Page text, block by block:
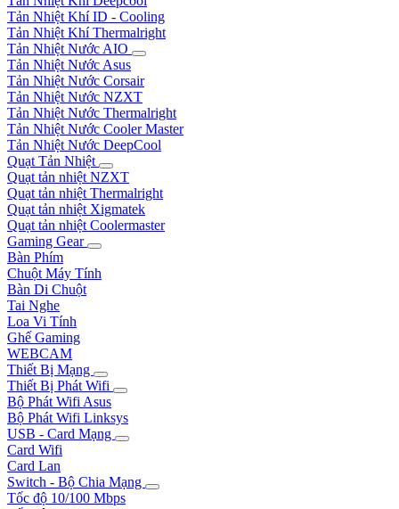
Tản Nhiệt Khí ID - Cooling
Tản Nhiệt Khí Thermalright
Tản Nhiệt Nước AIO
Tản Nhiệt Nước Asus
Tản Nhiệt Nước Corsair
Tản Nhiệt Nước NZXT
Tản Nhiệt Nước Thermalright
Tản Nhiệt Nước Cooler Master
Tản Nhiệt Nước DeepCool
Quạt Tản Nhiệt
Quạt tản nhiệt NZXT
Quạt tản nhiệt Thermalright
Quạt tản nhiệt Xigmatek
Quạt tản nhiệt Coolermaster
Gaming Gear
Bàn Phím
Chuột Máy Tính
Bàn Di Chuột
Tai Nghe
Loa Vi Tính
Ghế Gaming
WEBCAM
Thiết Bị Mạng
Thiết Bị Phát Wifi
Bộ Phát Wifi Asus
Bộ Phát Wifi Linksys
USB - Card Mạng
Card Wifi
Card Lan
Switch - Bộ Chia Mạng
Tốc độ 10/100 Mbps